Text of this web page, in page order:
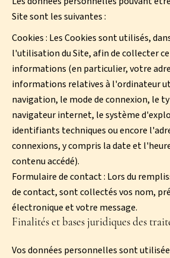
Site sont les suivantes :
Cookies : Les Cookies sont utilisés,
l'utilisation du Site, afin de collecter
informations (en particulier, votre
informations relatives à l'ordinateur
navigation, le mode de connexion, le
navigateur internet, le système
identifiants techniques ou encore
connexions, y compris la date et
contenu accédé).
Formulaire de contact : Lors du
de contact, sont collectés vos nom,
électronique et votre message.
Finalités et bases juridiques des
Vos données personnelles sont